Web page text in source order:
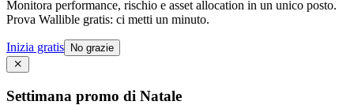
Monitora performance, rischio e asset allocation in un unico posto.
Prova Wallible gratis: ci metti un minuto.
Inizia gratis No grazie
Settimana promo di Natale